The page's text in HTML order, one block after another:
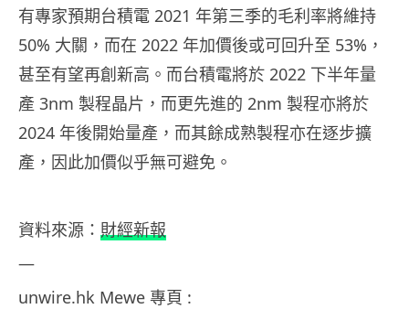
有專家預期台積電 2021 年第三季的毛利率將維持
50% 大關，而在 2022 年加價後或可回升至 53%，
甚至有望再創新高。而台積電將於 2022 下半年量
產 3nm 製程晶片，而更先進的 2nm 製程亦將於
2024 年後開始量產，而其餘成熟製程亦在逐步擴
產，因此加價似乎無可避免。
資料來源： 財經新報
—
unwire.hk Mewe 專頁 :